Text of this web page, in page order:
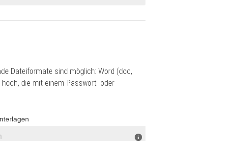
Dateiformate sind möglich: Word (doc,
hoch, die mit einem Passwort- oder